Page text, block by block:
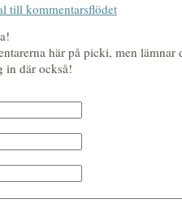
till kommentarsflödet
här på picki, men lämnar
in där också!